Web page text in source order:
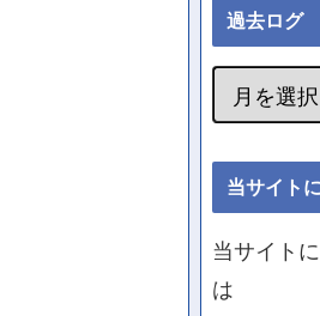
過去ログ
当サイト
当サイト
は